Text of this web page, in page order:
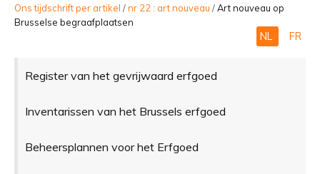
BELEVEN
Ons tijdschrift per artikel /nr 22 : art nouveau /Art nouveau op
Brusselse begraafplaatsen
NL FR
Register van het gevrijwaard erfgoed
Inventarissen van het Brussels erfgoed
Beheersplannen voor het Erfgoed